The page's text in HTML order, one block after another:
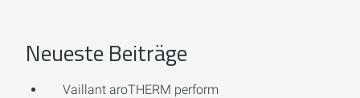
Neueste Beiträge
Vaillant aroTHERM perform